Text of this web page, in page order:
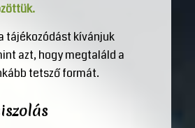
tájékozódást kívánjuk
azt, hogy megtaláld a
tetsző formát.